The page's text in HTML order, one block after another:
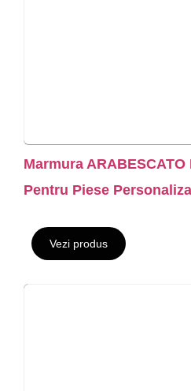
Marmura ARABESCATO
Pentru Piese
Vezi produs